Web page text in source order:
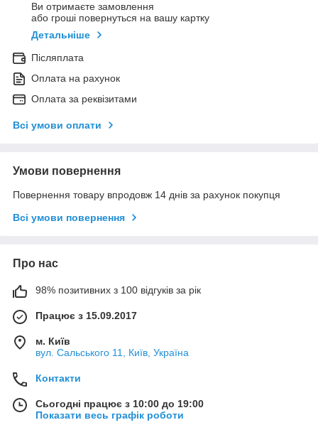
Ви отримаєте замовлення
або гроші повернуться на вашу картку
Детальніше
Післяплата
Оплата на рахунок
Оплата за реквізитами
Всі умови оплати
Умови повернення
Повернення товару впродовж 14 днів за рахунок покупця
Всі умови повернення
Про нас
98% позитивних з 100 відгуків за рік
Працює з 15.09.2017
м. Київ
вул. Сальського 11, Київ, Україна
Контакти
Сьогодні працює з 10:00 до 19:00
Показати весь графік роботи